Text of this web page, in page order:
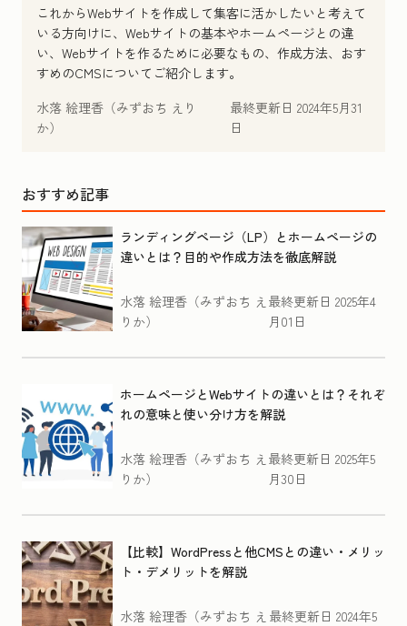
これからWebサイトを作成して集客に活かしたいと考えて
いる方向けに、Webサイトの基本やホームページとの違
い、Webサイトを作るために必要なもの、作成方法、おす
すめのCMSについてご紹介します。
水落 絵理香（みずおち えり
か）
最終更新日 2024年5月31
日
おすすめ記事
ランディングページ（LP）とホームページの
違いとは？目的や作成方法を徹底解説
水落 絵理香（みずおち え
りか）
最終更新日 2025年4
月01日
ホームページとWebサイトの違いとは？それぞ
れの意味と使い分け方を解説
水落 絵理香（みずおち え
りか）
最終更新日 2025年5
月30日
【比較】WordPressと他CMSとの違い・メリッ
ト・デメリットを解説
水落 絵理香（みずおち え 最終更新日 2024年5